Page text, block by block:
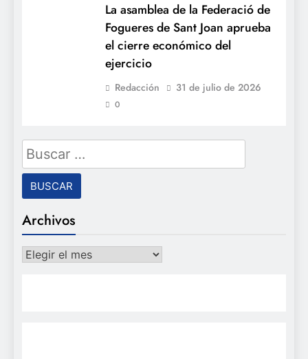
La asamblea de la Federació de
Fogueres de Sant Joan aprueba
el cierre económico del
ejercicio
Redacción 31 de julio de 2026
0
Buscar:
Archivos
Archivos